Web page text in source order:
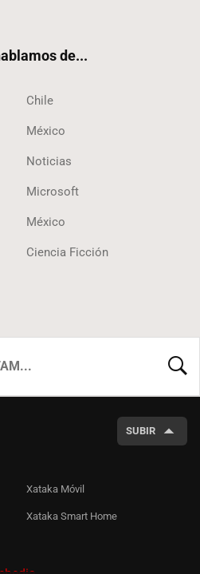
de...
Chile
México
Noticias
Microsoft
México
Ciencia Ficción
SUBIR
Xataka Móvil
Xataka Smart Home